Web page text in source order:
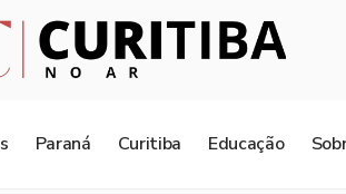
Paraná Curitiba Educação